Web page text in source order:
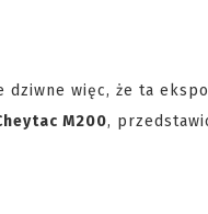
dziwne więc, że ta
M200,